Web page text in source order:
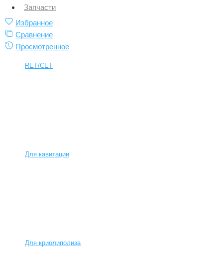
Запчасти
Избранное
Сравнение
Просмотренное
RET/CET
Для кавитации
Для криолиполиза